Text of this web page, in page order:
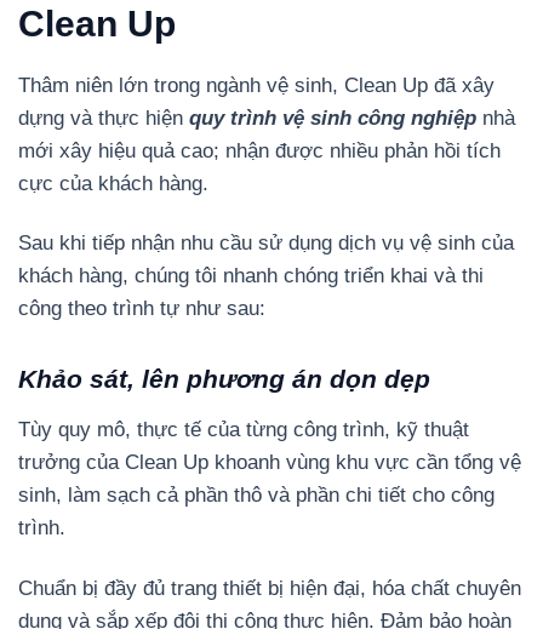
Clean Up
Thâm niên lớn trong ngành vệ sinh, Clean Up đã xây
dựng và thực hiện quy trình vệ sinh công nghiệp nhà
mới xây hiệu quả cao; nhận được nhiều phản hồi tích
cực của khách hàng.
Sau khi tiếp nhận nhu cầu sử dụng dịch vụ vệ sinh của
khách hàng, chúng tôi nhanh chóng triển khai và thi
công theo trình tự như sau:
Khảo sát, lên phương án dọn dẹp
Tùy quy mô, thực tế của từng công trình, kỹ thuật
trưởng của Clean Up khoanh vùng khu vực cần tổng vệ
sinh, làm sạch cả phần thô và phần chi tiết cho công
trình.
Chuẩn bị đầy đủ trang thiết bị hiện đại, hóa chất chuyên
dụng và sắp xếp đội thi công thực hiện. Đảm bảo hoàn